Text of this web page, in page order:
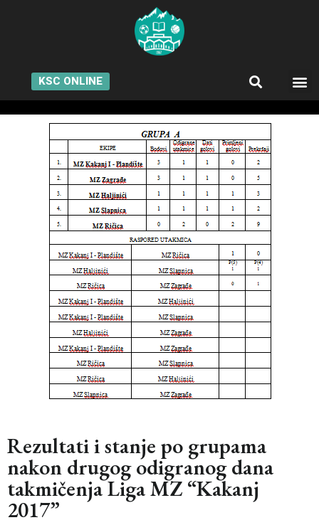
KSC ONLINE
Rezultati i stanje po grupama
nakon drugog odigranog dana
takmičenja Liga MZ “Kakanj
2017”